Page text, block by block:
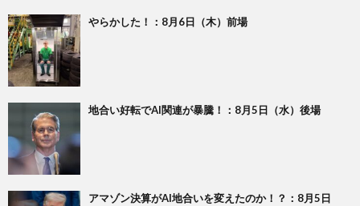
やらかした！：8月6日（木）前場
地合い好転でAI関連が暴騰！：8月5日（水）後場
アマゾン決算がAI地合いを変えたのか！？：8月5日